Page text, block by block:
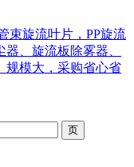
束旋流叶片，PP旋流
、旋流板除雾器、
规模大，采购省心省